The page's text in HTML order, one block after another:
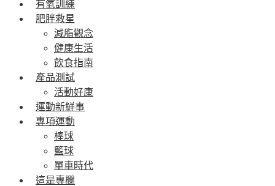
有氧訓練
肥胖救星
減脂觀念
健康生活
飲食指南
產品測試
活動好康
運動新鮮事
專項運動
棒球
籃球
單車時代
這是專欄